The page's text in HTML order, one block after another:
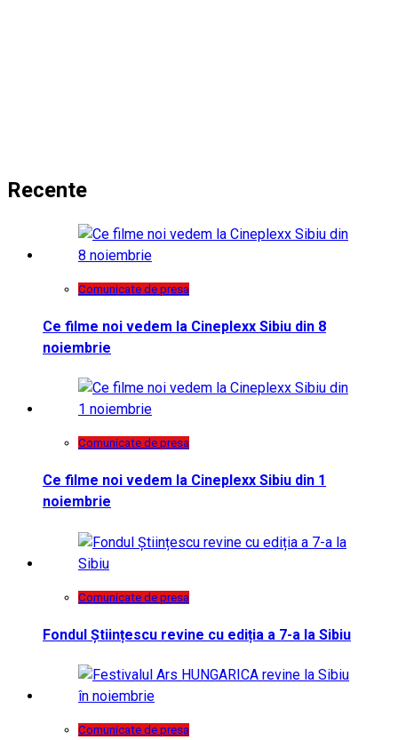
Recente
Comunicate de presa
Ce filme noi vedem la Cineplexx Sibiu din 8
noiembrie
Comunicate de presa
Ce filme noi vedem la Cineplexx Sibiu din 1
noiembrie
Comunicate de presa
Fondul Științescu revine cu ediția a 7-a la Sibiu
Comunicate de presa